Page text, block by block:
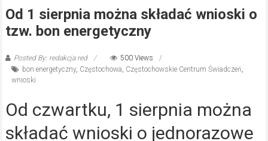
Od 1 sierpnia można składać wnioski o
tzw. bon energetyczny
Posted By: redakcja red
500 Views
bon energetyczny, Częstochowa Częstochowskie Centrum Świadczeń
wnioski
Od czwartku, 1 sierpnia można
składać wnioski o jednorazowe